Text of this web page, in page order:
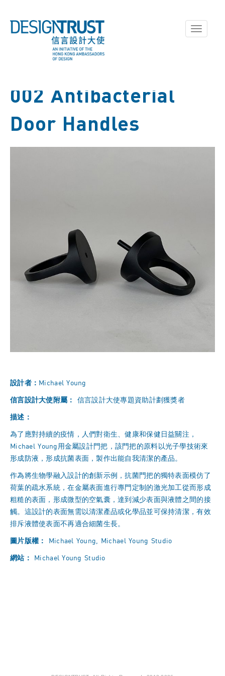
Toggle
002 Antibacterial
Door Handles
設計者： Michael Young
信言設計大使附屬： 信言設計大使專題資助計劃獲獎者
描述：
為了應對持續的疫情，人們對衛生、健康和保健日益關注，
Michael Young用金屬設計門把，該門把的原料以光子學技術來
形成防液，形成抗菌表面，製作出能自我清潔的產品。
作為將生物學融入設計的創新示例，抗菌門把的獨特表面模仿了
荷葉的疏水系統，在金屬表面進行專門定制的激光加工從而形成
粗糙的表面，形成微型的空氣囊，達到減少表面與液體之間的接
觸。這設計的表面無需以清潔產品或化學品並可保持清潔，有效
排斥液體使表面不再適合細菌生長。
圖片版權： Michael Young, Michael Young Studio
網站： Michael Young Studio